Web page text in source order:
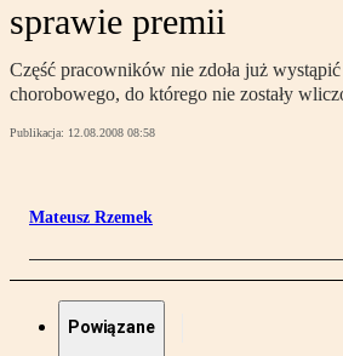
sprawie premii
Część pracowników nie zdoła już
chorobowego, do którego nie zostały
Publikacja: 12.08.2008 08:58
Mateusz Rzemek
Powiązane